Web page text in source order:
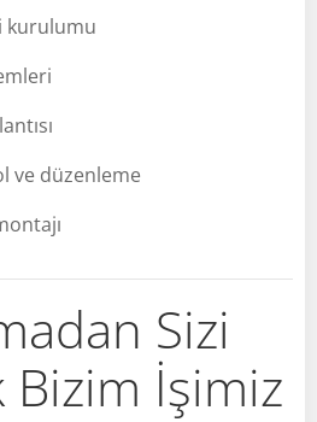
kurulumu
ve düzenleme
Sizi
Bizim İşimiz